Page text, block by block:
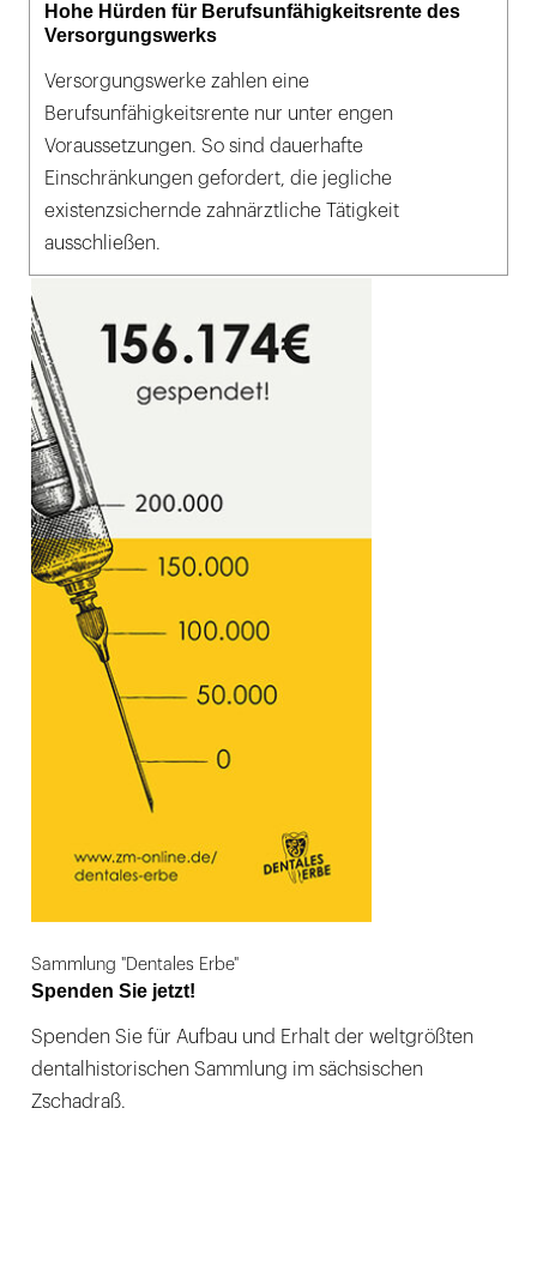
Hohe Hürden für Berufsunfähigkeitsrente des
Versorgungswerks
Versorgungswerke zahlen eine
Berufsunfähigkeitsrente nur unter engen
Voraussetzungen. So sind dauerhafte
Einschränkungen gefordert, die jegliche
existenzsichernde zahnärztliche Tätigkeit
ausschließen.
Sammlung "Dentales Erbe"
Spenden Sie jetzt!
Spenden Sie für Aufbau und Erhalt der weltgrößten
dentalhistorischen Sammlung im sächsischen
Zschadraß.